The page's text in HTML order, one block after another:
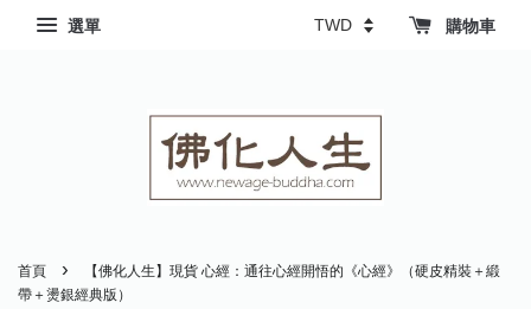
選單 購物車
首頁 ›
【佛化人生】現貨 心經：通往心經開悟的《心經》（硬皮精裝＋緞
帶＋燙銀經典版）